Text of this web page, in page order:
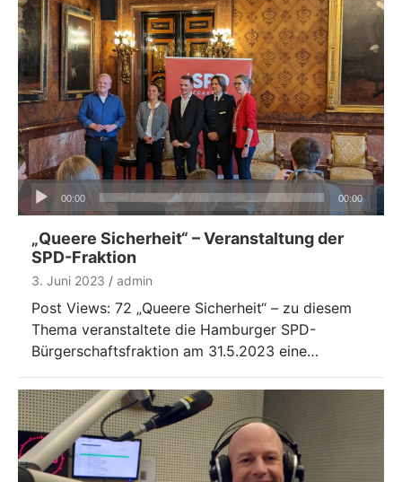
Audio-
Player
00:00 00:00
„Queere Sicherheit“ – Veranstaltung der
SPD-Fraktion
3. Juni 2023 admin
Post Views: 72 „Queere Sicherheit“ – zu diesem
Thema veranstaltete die Hamburger SPD-
Bürgerschaftsfraktion am 31.5.2023 eine…